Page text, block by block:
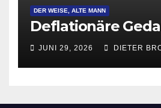
DER WEISE, ALTE MANN
Deflationäre
JUNI 29, 2026 DIETER